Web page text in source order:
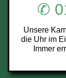
✆
Unsere
die Uhr im
Immer